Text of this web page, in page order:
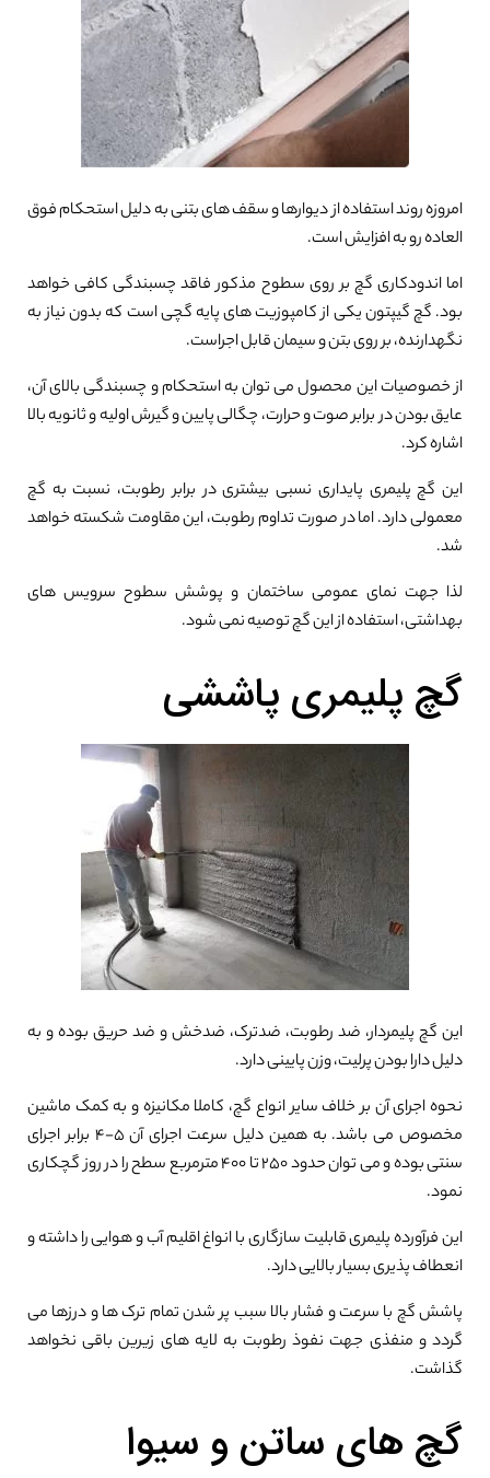
امروزه روند استفاده از دیوارها و سقف های بتنی به دلیل استحکام فوق
العاده رو به افزایش است.
اما اندودکاری گچ بر روی سطوح مذکور فاقد چسبندگی کافی خواهد
بود. گچ گیپتون یکی از کامپوزیت های پایه گچی است که بدون نیاز به
نگهدارنده، بر روی بتن و سیمان قابل اجراست.
از خصوصیات این محصول می توان به استحکام و چسبندگی بالای آن،
عایق بودن در برابر صوت و حرارت، چگالی پایین و گیرش اولیه و ثانویه بالا
اشاره کرد.
این گچ پلیمری پایداری نسبی بیشتری در برابر رطوبت، نسبت به گچ
معمولی دارد. اما در صورت تداوم رطوبت، این مقاومت شکسته خواهد
شد.
لذا جهت نمای عمومی ساختمان و پوشش سطوح سرویس های
بهداشتی، استفاده از این گچ توصیه نمی شود.
گچ پلیمری پاششی
این گچ پلیمردار، ضد رطوبت، ضدترک، ضدخش و ضد حریق بوده و به
دلیل دارا بودن پرلیت، وزن پایینی دارد.
نحوه اجرای آن بر خلاف سایر انواع گچ، کاملا مکانیزه و به کمک ماشین
مخصوص می باشد. به همین دلیل سرعت اجرای آن ۵-۴ برابر اجرای
سنتی بوده و می توان حدود ۲۵۰ تا ۴۰۰ مترمربع سطح را در روز گچکاری
نمود.
این فرآورده پلیمری قابلیت سازگاری با انواغ اقلیم آب و هوایی را داشته و
انعطاف پذیری بسیار بالایی دارد.
پاشش گچ با سرعت و فشار بالا سبب پر شدن تمام ترک ها و درزها می
گردد و منفذی جهت نفوذ رطوبت به لایه های زیرین باقی نخواهد
گذاشت.
گچ های ساتن و سیوا